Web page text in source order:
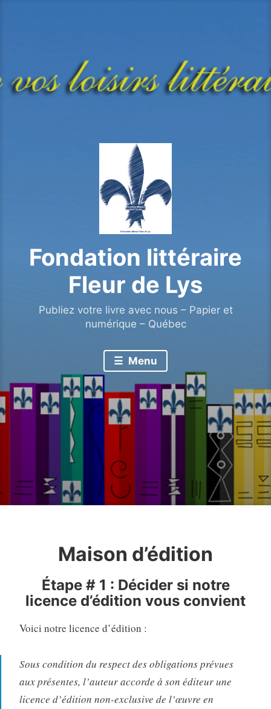
Fondation littéraire
Fleur de Lys
Publiez votre livre avec nous – Papier et
numérique – Québec
Menu
Maison d’édition
Étape # 1 : Décider si notre
licence d’édition vous convient
Voici notre licence d’édition :
Sous condition du respect des obligations prévues
aux présentes, l’auteur accorde à son éditeur une
licence d’édition non-exclusive de l’œuvre en